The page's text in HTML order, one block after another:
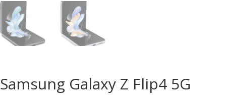
Samsung Galaxy Z Flip4 5G